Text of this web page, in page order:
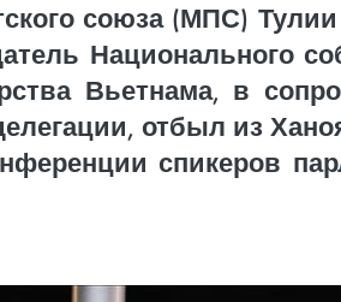
союза (МПС)
Национального
Вьетнама, в
отбыл из
спикеров